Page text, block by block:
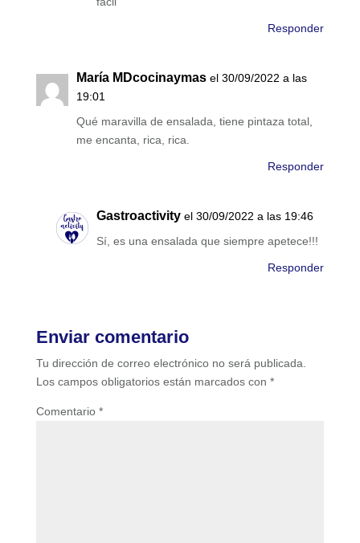
Responder
María MDcocinaymas el 30/09/2022 a las
19:01
Qué maravilla de ensalada, tiene pintaza total,
me encanta, rica, rica.
Responder
Gastroactivity el 30/09/2022 a las 19:46
Sí, es una ensalada que siempre apetece!!!
Responder
Enviar comentario
Tu dirección de correo electrónico no será publicada.
Los campos obligatorios están marcados con *
Comentario *